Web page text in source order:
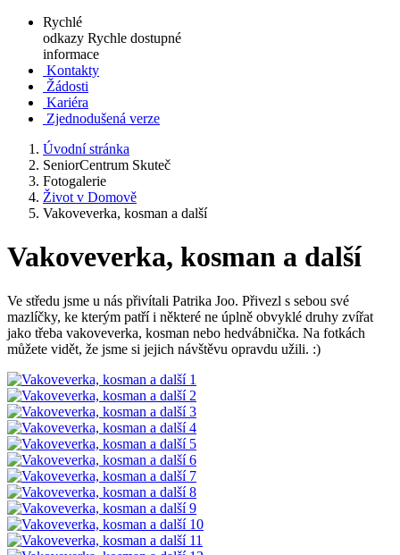
Rychlé
odkazy Rychle dostupné
informace
Kontakty
Žádosti
Kariéra
Zjednodušená verze
Úvodní stránka
SeniorCentrum Skuteč
Fotogalerie
Život v Domově
Vakoveverka, kosman a další
Vakoveverka, kosman a další
Ve středu jsme u nás přivítali Patrika Joo. Přivezl s sebou své
mazlíčky, ke kterým patří i některé ne úplně obvyklé druhy zvířat
jako třeba vakoveverka, kosman nebo hedvábnička. Na fotkách
můžete vidět, že jsme si jejich návštěvu opravdu užili. :)